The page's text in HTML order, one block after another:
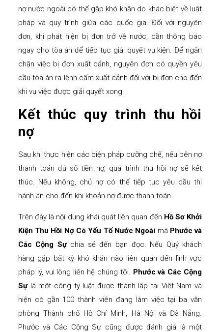
nợ nước ngoài có thể gặp khó khăn do khác biệt về luật
pháp và quy trình giữa các quốc gia. Đối với nguyên
đơn, khi phát hiện bị đơn trở về nước, cần thông báo
ngay cho tòa án để tiếp tục giải quyết vụ kiện. Để ngăn
chặn việc bị đơn xuất cảnh, nguyên đơn có quyền yêu
cầu tòa án ra lệnh cấm xuất cảnh đối với bị đơn cho đến
khi vụ việc được giải quyết xong.
Kết thúc quy trình thu hồi
nợ
Sau khi thực hiện các biện pháp cưỡng chế, nếu bên nợ
thanh toán đủ số tiền nợ, quá trình thu hồi nợ sẽ kết
thúc. Nếu không, chủ nợ có thể tiếp tục yêu cầu thi
hành án cho đến khi khoản nợ được thanh toán.
Trên đây là nội dung khái quát liên quan đến Hồ Sơ Khởi
Kiện Thu Hồi Nợ Có Yếu Tố Nước Ngoài mà Phước và
Các Cộng Sựchia sẻ đến bạn đọc. Nếu Quý khách
hàng gặp bất kỳ khó khăn nào liên quan đến lĩnh vực
pháp lý, vui lòng liên hệ chúng tôi. Phước và Các Cộng
Sựlà một công ty luật được thành lập tại Việt Nam và
hiện có gần 100 thành viên đang làm việc tại ba văn
phòng Thành phố Hồ Chí Minh, Hà Nội và Đà Nẵng.
Phước và Các Cộng Sự cũng được đánh giá là một